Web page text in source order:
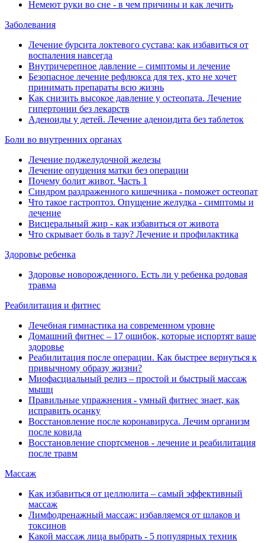
Немеют руки во сне - в чем причины и как лечить
Заболевания
Лечение бурсита локтевого сустава: как избавиться от
воспаления навсегда
Внутричерепное давление ‒ симптомы и лечение
Безопасное лечение рефлюкса для тех, кто не хочет
принимать препараты всю жизнь
Как снизить высокое давление у остеопата. Лечение
гипертонии без лекарств
Аденоиды у детей. Лечение аденоидита без таблеток
Боли во внутренних органах
Лечение поджелудочной железы
Лечение опущения матки без операции
Почему болит живот. Часть 1
Синдром раздраженного кишечника - поможет остеопат
Что такое гастроптоз. Опущение желудка - симптомы и
лечение
Висцеральный жир - как избавиться от живота
Что скрывает боль в тазу? Лечение и профилактика
Здоровье ребенка
Здоровье новорожденного. Есть ли у ребенка родовая
травма
Реабилитация и фитнес
Лечебная гимнастика на современном уровне
Домашний фитнес ‒ 17 ошибок, которые испортят ваше
здоровье
Реабилитация после операции. Как быстрее вернуться к
привычному образу жизни?
Миофасциальный релиз ‒ простой и быстрый массаж
мышц
Правильные упражнения - умный фитнес знает, как
исправить осанку
Восстановление после коронавируса. Лечим организм
после ковида
Восстановление спортсменов - лечение и реабилитация
после травм
Массаж
Как избавиться от целлюлита ‒ самый эффективный
массаж
Лимфодренажный массаж: избавляемся от шлаков и
токсинов
Какой массаж лица выбрать - 5 популярных техник